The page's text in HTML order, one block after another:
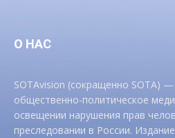
О НАС
SOTAvision (сокращенно SOTA)
общественно-политическое
освещении нарушения прав
преследовании в России.